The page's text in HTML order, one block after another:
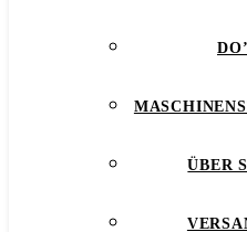
ÜBER